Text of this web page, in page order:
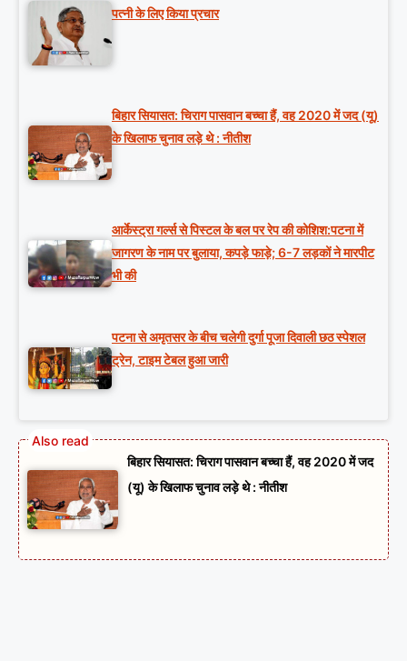
पत्नी के लिए किया प्रचार
बिहार सियासत: चिराग पासवान बच्चा हैं, वह 2020 में जद (यू)
के खिलाफ चुनाव लड़े थे : नीतीश
आर्केस्ट्रा गर्ल्स से पिस्टल के बल पर रेप की कोशिश:पटना में
जागरण के नाम पर बुलाया, कपड़े फाड़े; 6-7 लड़कों ने मारपीट
भी की
पटना से अमृतसर के बीच चलेगी दुर्गा पूजा दिवाली छठ स्पेशल
ट्रेन, टाइम टेबल हुआ जारी
बिहार सियासत: चिराग पासवान बच्चा हैं, वह 2020 में जद
(यू) के खिलाफ चुनाव लड़े थे : नीतीश